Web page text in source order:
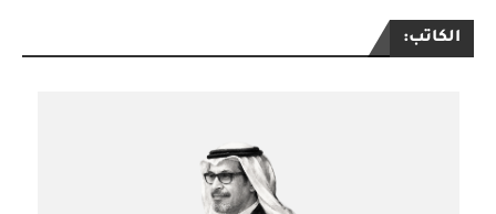
الكاتب: